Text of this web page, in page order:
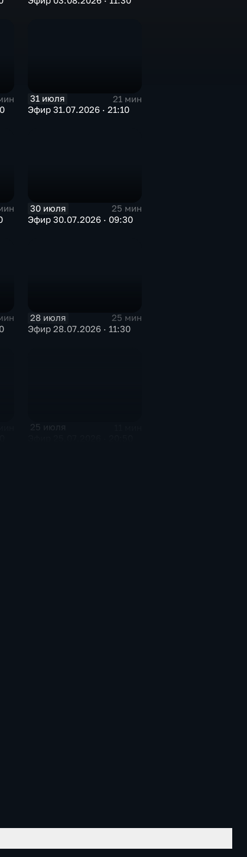
31 июля
21 мин
Эфир 31.07.2026 · 21:10
30 июля
25 мин
Эфир 30.07.2026 · 09:30
28 июля
25 мин
Эфир 28.07.2026 · 11:30
25 июля